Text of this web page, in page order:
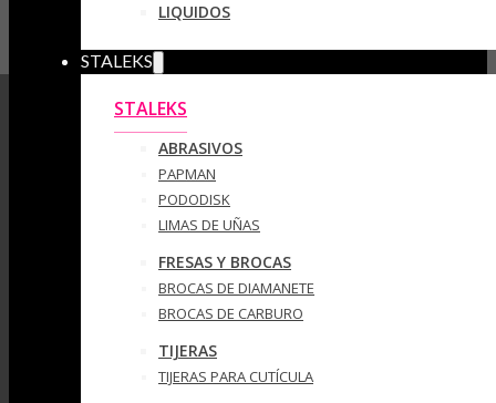
LIQUIDOS
STALEKS
STALEKS
ABRASIVOS
PAPMAN
PODODISK
LIMAS DE UÑAS
FRESAS Y BROCAS
BROCAS DE DIAMANETE
BROCAS DE CARBURO
TIJERAS
TIJERAS PARA CUTÍCULA